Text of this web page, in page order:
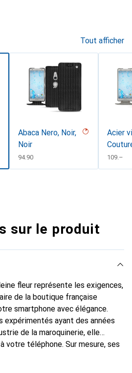
Tout afficher
Abaca Nero, Noir,
Noir
CHF
94.90
Acier
CHF
109.–
sur le produit
fleur représente les exigences,
de la boutique française
smartphone avec élégance.
expérimentés ayant des années
de la maroquinerie, elle
votre téléphone. Sur mesure, ses
et indispensable pour votre